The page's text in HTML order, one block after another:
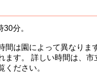
分。
間は園によって異なりま
ます。 詳しい時間は、
ください。